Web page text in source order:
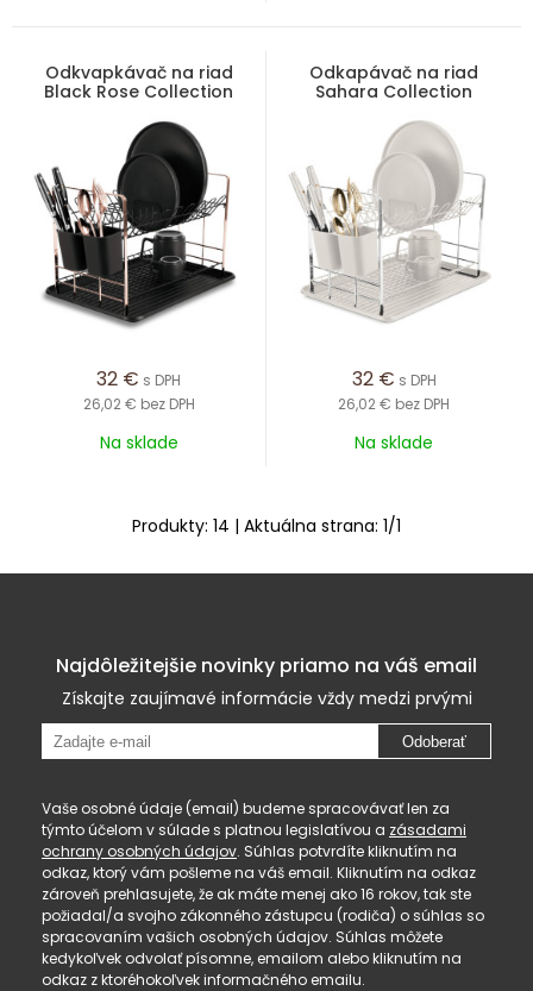
Odkvapkávač na riad
Black Rose Collection
32 € s DPH
26,02 € bez DPH
Na sklade
Odkapávač na riad
Sahara Collection
32 € s DPH
26,02 € bez DPH
Na sklade
Produkty: 14 | Aktuálna strana: 1/1
Najdôležitejšie novinky priamo na váš email
Získajte zaujímavé informácie vždy medzi prvými
Odoberať
Vaše osobné údaje (email) budeme spracovávať len za
týmto účelom v súlade s platnou legislatívou a zásadami
ochrany osobných údajov. Súhlas potvrdíte kliknutím na
odkaz, ktorý vám pošleme na váš email. Kliknutím na odkaz
zároveň prehlasujete, že ak máte menej ako 16 rokov, tak ste
požiadal/a svojho zákonného zástupcu (rodiča) o súhlas so
spracovaním vašich osobných údajov. Súhlas môžete
kedykoľvek odvolať písomne, emailom alebo kliknutím na
odkaz z ktoréhokoľvek informačného emailu.